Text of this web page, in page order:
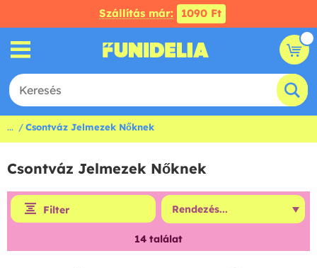
Szállítás már: 1090 Ft
... Csontváz Jelmezek Nőknek
Csontváz Jelmezek Nőknek
Filter
14 találat